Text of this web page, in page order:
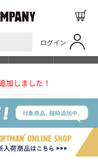
ログイン
SHOP LIST
周年 H.D. Track Pant